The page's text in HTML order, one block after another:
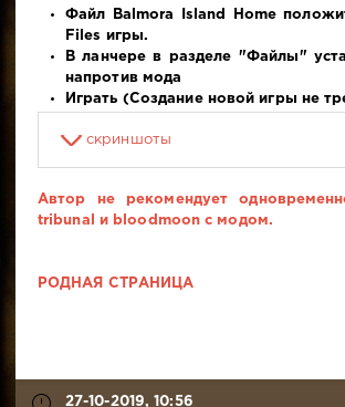
Файл Balmora Island Home
Files игры.
В ланчере в разделе "Файлы"
напротив мода
Играть (Создание новой игры не
скриншоты
Автор не рекомендует
tribunal и bloodmoon с модом.
РОДНАЯ СТРАНИЦА
27-10-2019, 10:56